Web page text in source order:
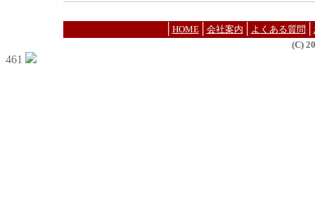
HOME│ 会社案内 よくある質問
(C)
461